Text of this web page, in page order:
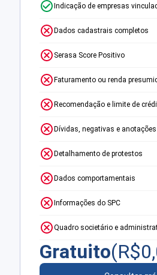
Indicação de empresas
Dados cadastrais completos
Serasa Score Positivo
Faturamento ou renda
Recomendação e limite de
Dívidas, negativas e anotações
Detalhamento de protestos
Dados comportamentais
Informações do SPC
Quadro societário e
Gratuito(R$